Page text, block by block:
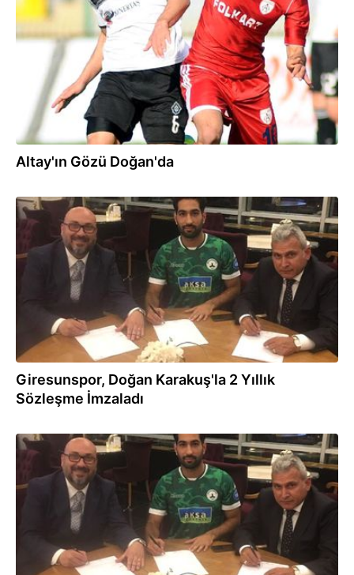
Altay'ın Gözü Doğan'da
19.07.2017
Giresunspor, Doğan Karakuş'la 2 Yıllık
Sözleşme İmzaladı
19.07.2017